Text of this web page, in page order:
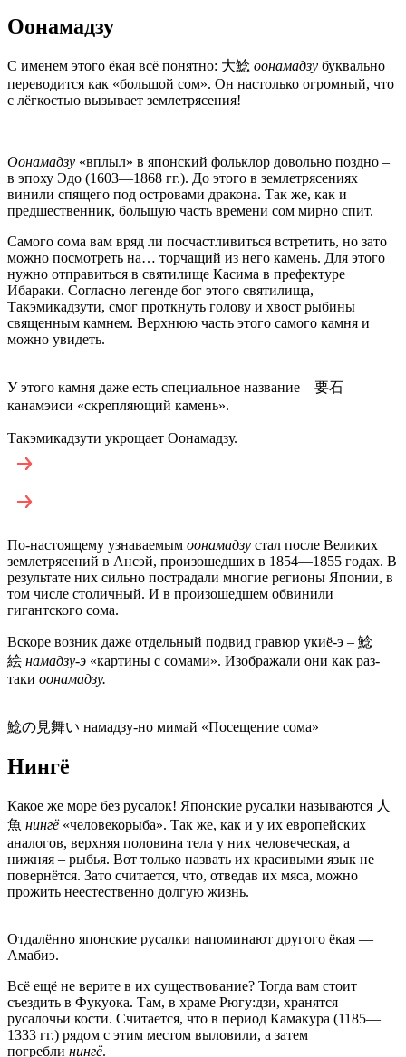
Оонамадзу
С именем этого ёкая всё понятно: 大鯰 оонамадзу буквально
переводится как «большой сом». Он настолько огромный, что
с лёгкостью вызывает землетрясения!
Оонамадзу «вплыл» в японский фольклор довольно поздно –
в эпоху Эдо (1603—1868 гг.). До этого в землетрясениях
винили спящего под островами дракона. Так же, как и
предшественник, большую часть времени сом мирно спит.
Самого сома вам вряд ли посчастливиться встретить, но зато
можно посмотреть на… торчащий из него камень. Для этого
нужно отправиться в святилище Касима в префектуре
Ибараки. Согласно легенде бог этого святилища,
Такэмикадзути, смог проткнуть голову и хвост рыбины
священным камнем. Верхнюю часть этого самого камня и
можно увидеть.
У этого камня даже есть специальное название – 要石
канамэиси «скрепляющий камень».
Такэмикадзути укрощает Оонамадзу.
По-настоящему узнаваемым оонамадзу стал после Великих
землетрясений в Ансэй, произошедших в 1854—1855 годах. В
результате них сильно пострадали многие регионы Японии, в
том числе столичный. И в произошедшем обвинили
гигантского сома.
Вскоре возник даже отдельный подвид гравюр укиё-э – 鯰
絵 намадзу-э «картины с сомами». Изображали они как раз-
таки оонамадзу.
鯰の見舞い намадзу-но мимай «Посещение сома»
Нингё
Какое же море без русалок! Японские русалки называются 人
魚 нингё «человекорыба». Так же, как и у их европейских
аналогов, верхняя половина тела у них человеческая, а
нижняя – рыбья. Вот только назвать их красивыми язык не
повернётся. Зато считается, что, отведав их мяса, можно
прожить неестественно долгую жизнь.
Отдалённо японские русалки напоминают другого ёкая —
Амабиэ.
Всё ещё не верите в их существование? Тогда вам стоит
съездить в Фукуока. Там, в храме Рюгу:дзи, хранятся
русалочьи кости. Считается, что в период Камакура (1185—
1333 гг.) рядом с этим местом выловили, а затем
погребли нингё.